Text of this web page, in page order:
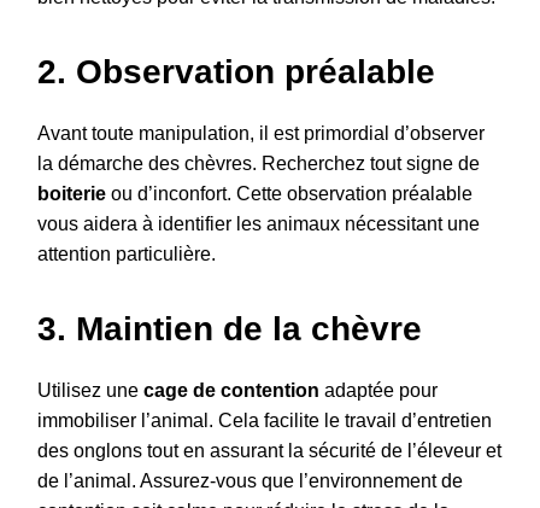
2. Observation préalable
Avant toute manipulation, il est primordial d’observer
la démarche des chèvres. Recherchez tout signe de
boiterie ou d’inconfort. Cette observation préalable
vous aidera à identifier les animaux nécessitant une
attention particulière.
3. Maintien de la chèvre
Utilisez une cage de contention adaptée pour
immobiliser l’animal. Cela facilite le travail d’entretien
des onglons tout en assurant la sécurité de l’éleveur et
de l’animal. Assurez-vous que l’environnement de